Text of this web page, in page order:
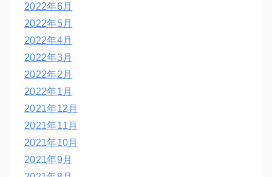
2022年6月
2022年5月
2022年4月
2022年3月
2022年2月
2022年1月
2021年12月
2021年11月
2021年10月
2021年9月